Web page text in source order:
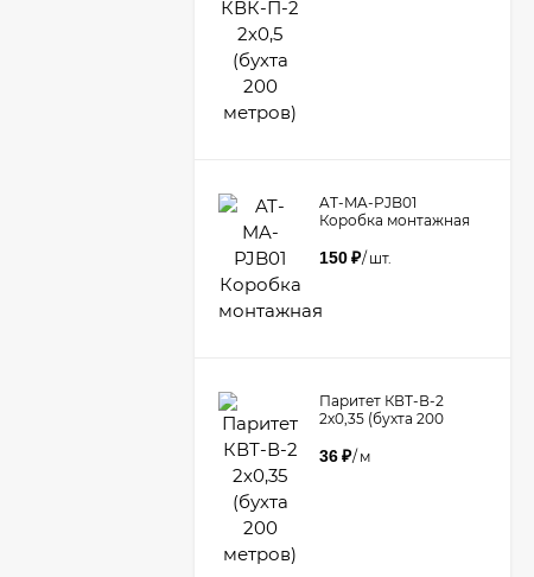
AT-MA-PJB01
Коробка монтажная
150₽/ шт.
Паритет КВТ-В-2
2х0,35 (бухта 200
36₽/ м